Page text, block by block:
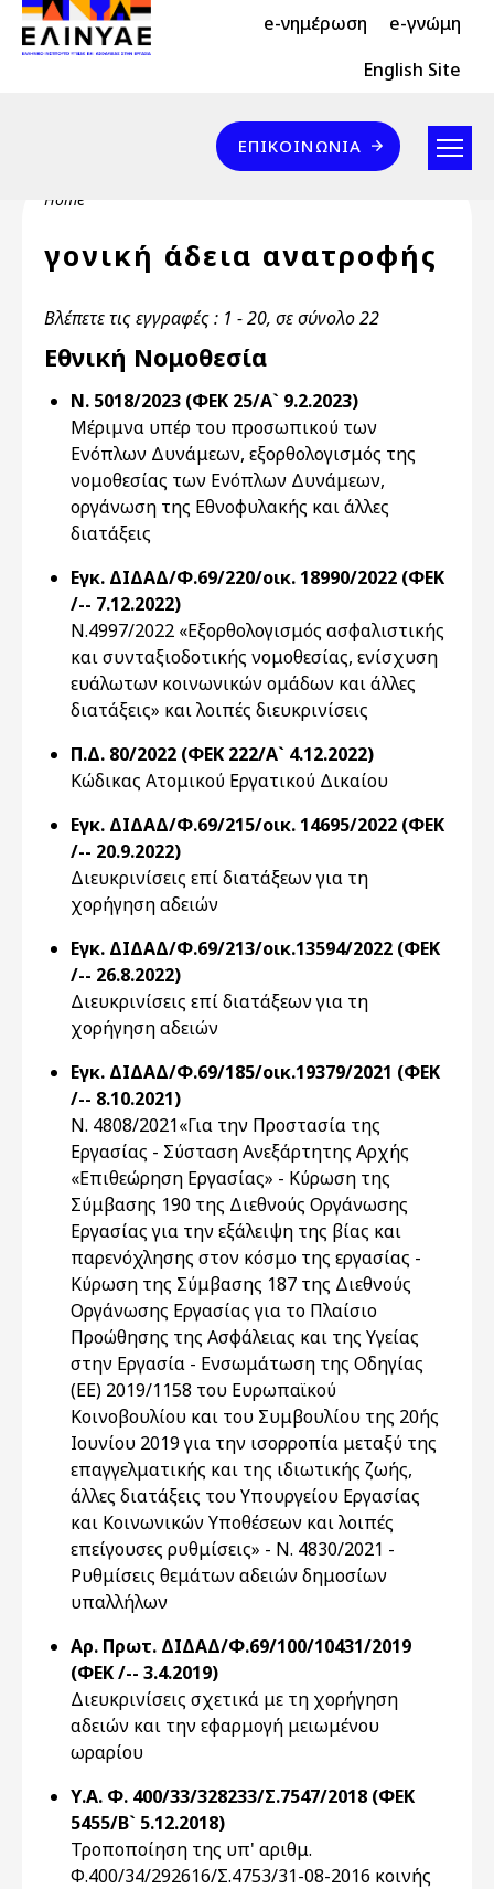
Skip to main content
Header Top 2 e-νημέρωση e-γνώμη
Header Top English Site
Επικοινωνία
ΕΠΙΚΟΙΝΩΝΊΑ
Breadcrumb
Home
γονική άδεια ανατροφής
Βλέπετε τις εγγραφές : 1 - 20, σε σύνολο 22
Εθνική Νομοθεσία
Ν. 5018/2023 (ΦΕΚ 25/Α` 9.2.2023)
Μέριμνα υπέρ του προσωπικού των
Ενόπλων Δυνάμεων, εξορθολογισμός της
νομοθεσίας των Ενόπλων Δυνάμεων,
οργάνωση της Εθνοφυλακής και άλλες
διατάξεις
Εγκ. ΔΙΔΑΔ/Φ.69/220/οικ. 18990/2022 (ΦΕΚ
/-- 7.12.2022)
Ν.4997/2022 «Εξορθολογισμός ασφαλιστικής
και συνταξιοδοτικής νομοθεσίας, ενίσχυση
ευάλωτων κοινωνικών ομάδων και άλλες
διατάξεις» και λοιπές διευκρινίσεις
Π.Δ. 80/2022 (ΦΕΚ 222/Α` 4.12.2022)
Κώδικας Ατομικού Εργατικού Δικαίου
Εγκ. ΔΙΔΑΔ/Φ.69/215/οικ. 14695/2022 (ΦΕΚ
/-- 20.9.2022)
Διευκρινίσεις επί διατάξεων για τη
χορήγηση αδειών
Εγκ. ΔΙΔΑΔ/Φ.69/213/οικ.13594/2022 (ΦΕΚ
/-- 26.8.2022)
Διευκρινίσεις επί διατάξεων για τη
χορήγηση αδειών
Εγκ. ΔΙΔΑΔ/Φ.69/185/οικ.19379/2021 (ΦΕΚ
/-- 8.10.2021)
Ν. 4808/2021«Για την Προστασία της
Εργασίας - Σύσταση Ανεξάρτητης Αρχής
«Επιθεώρηση Εργασίας» - Κύρωση της
Σύμβασης 190 της Διεθνούς Οργάνωσης
Εργασίας για την εξάλειψη της βίας και
παρενόχλησης στον κόσμο της εργασίας -
Κύρωση της Σύμβασης 187 της Διεθνούς
Οργάνωσης Εργασίας για τo Πλαίσιο
Προώθησης της Ασφάλειας και της Υγείας
στην Εργασία - Ενσωμάτωση της Οδηγίας
(ΕΕ) 2019/1158 του Ευρωπαϊκού
Κοινοβουλίου και του Συμβουλίου της 20ής
Ιουνίου 2019 για την ισορροπία μεταξύ της
επαγγελματικής και της ιδιωτικής ζωής,
άλλες διατάξεις του Υπουργείου Εργασίας
και Κοινωνικών Υποθέσεων και λοιπές
επείγουσες ρυθμίσεις» - Ν. 4830/2021 -
Ρυθμίσεις θεμάτων αδειών δημοσίων
υπαλλήλων
Αρ. Πρωτ. ΔΙΔΑΔ/Φ.69/100/10431/2019
(ΦΕΚ /-- 3.4.2019)
Διευκρινίσεις σχετικά με τη χορήγηση
αδειών και την εφαρμογή μειωμένου
ωραρίου
Υ.Α. Φ. 400/33/328233/Σ.7547/2018 (ΦΕΚ
5455/Β` 5.12.2018)
Τροποποίηση της υπ' αριθμ.
Φ.400/34/292616/Σ.4753/31-08-2016 κοινής